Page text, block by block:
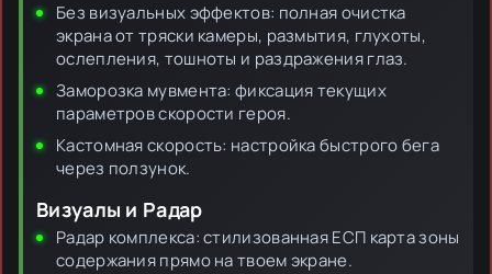
Без визуальных эффектов: полная очистка
экрана от тряски камеры, размытия, глухоты,
ослепления, тошноты и раздражения глаз.
Заморозка мувмента: фиксация текущих
параметров скорости героя.
Кастомная скорость: настройка быстрого бега
через ползунок.
Визуалы и Радар
Радар комплекса: стилизованная ЕСП карта зоны
содержания прямо на твоем экране.